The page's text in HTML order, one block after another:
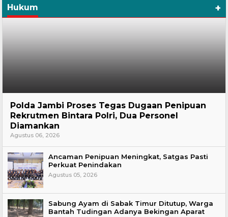
Hukum +
Polda Jambi Proses Tegas Dugaan Penipuan
Rekrutmen Bintara Polri, Dua Personel
Diamankan
Agustus 06, 2026
Ancaman Penipuan Meningkat, Satgas Pasti
Perkuat Penindakan
Agustus 05, 2026
Sabung Ayam di Sabak Timur Ditutup, Warga
Bantah Tudingan Adanya Bekingan Aparat